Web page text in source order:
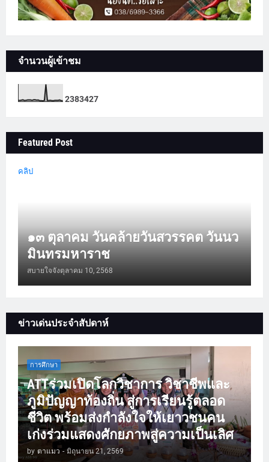
จำนวนผู้เข้าชม
2383427
Featured Post
คลิป
๑๓ ตุลาคม วันคล้ายวันสวรรคต วันนว
มินทรมหาราช
สบายใจจังตุลาคม 10, 2568
ข่าวเด่นประจำสัปดาห์
การศึกษา
ATTร่วมเปิดโลกวิชาการ วิชาชีพและ
ภูมิปัญญาท้องถิ่น สู่การเรียนรู้ตลอด
ชีวิต พร้อมส่งกำลังใจให้เยาวชนคน
เก่งร่วมแสดงศักยภาพสู่ความเป็นเลิศ
by ตาแมว - มิถุนายน 21, 2569